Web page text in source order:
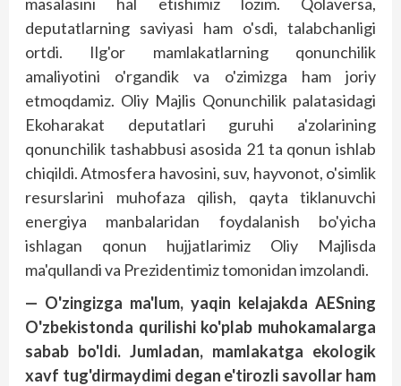
deputatlarning saviyasi ham o'sdi, talabchanligi
ortdi. Ilg'or mamlakatlarning qonunchilik
amaliyotini o'rgandik va o'zimizga ham joriy
etmoqdamiz. Oliy Majlis Qonunchilik palatasidagi
Ekoharakat deputatlari guruhi a'zolarining
qonunchilik tashabbusi asosida 21 ta qonun ishlab
chiqildi. Atmosfera havosini, suv, hayvonot, o'simlik
resurslarini muhofaza qilish, qayta tiklanuvchi
energiya manbalaridan foydalanish bo'yicha
ishlagan qonun hujjatlarimiz Oliy Majlisda
ma'qullandi va Prezidentimiz tomonidan imzolandi.
— O'zingizga ma'lum, yaqin kelajakda AESning
O'zbekistonda qurilishi ko'plab muhokamalarga
sabab bo'ldi. Jumladan, mamlakatga ekologik
xavf tug'dirmaydimi degan e'tirozli savollar ham